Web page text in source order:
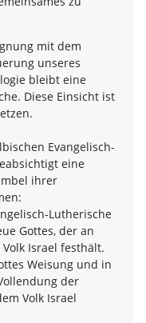
mit dem
unseres
bleibt eine
Diese Einsicht ist
Evangelisch-
eine
ihrer
Lutherische
Gottes, der an
Israel festhält.
Weisung und in
der
Volk Israel